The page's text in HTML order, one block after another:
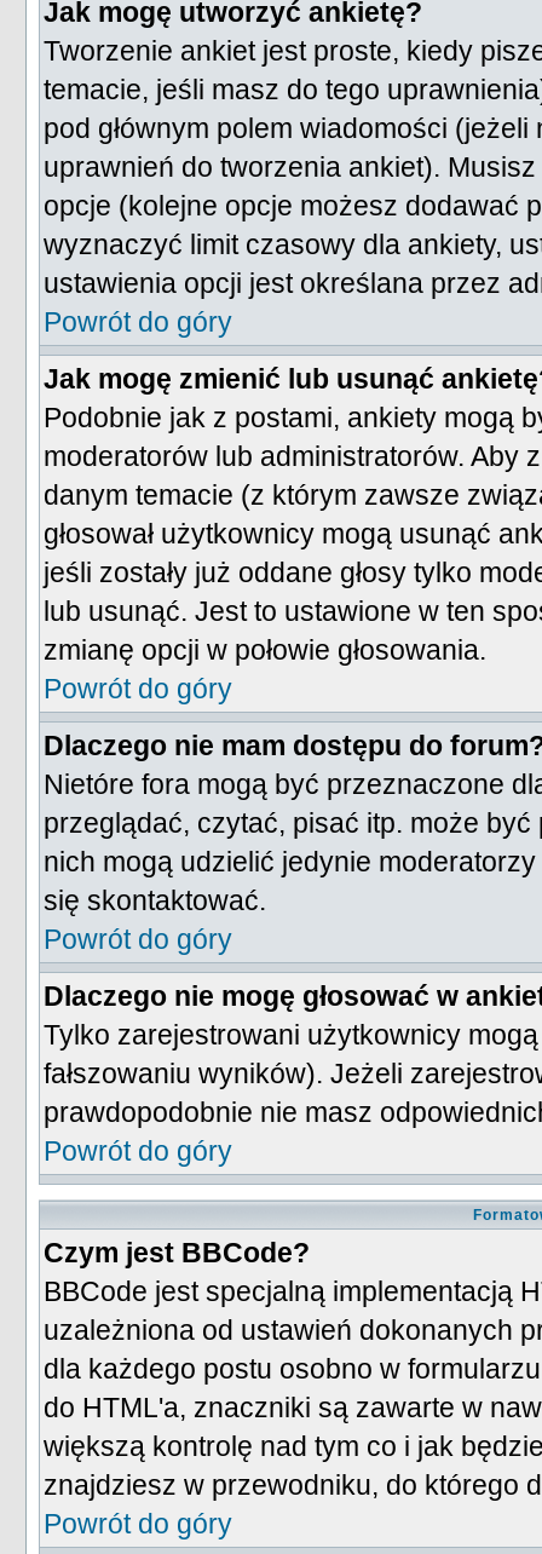
Jak mogę utworzyć ankietę?
Tworzenie ankiet jest proste, kiedy
temacie, jeśli masz do tego
pod głównym polem wiadomości
uprawnień do tworzenia ankiet).
opcje (kolejne opcje możesz dodawać
wyznaczyć limit czasowy dla ankiety,
ustawienia opcji jest określana przez
Powrót do góry
Jak mogę zmienić lub usunąć
Podobnie jak z postami, ankiety mogą
moderatorów lub administratorów. Aby
danym temacie (z którym zawsze
głosował użytkownicy mogą usunąć
jeśli zostały już oddane głosy tylko
lub usunąć. Jest to ustawione w ten
zmianę opcji w połowie głosowania.
Powrót do góry
Dlaczego nie mam dostępu do
Nietóre fora mogą być przeznaczone
przeglądać, czytać, pisać itp. może
nich mogą udzielić jedynie
się skontaktować.
Powrót do góry
Dlaczego nie mogę głosować w
Tylko zarejestrowani użytkownicy
fałszowaniu wyników). Jeżeli
prawdopodobnie nie masz
Powrót do góry
Czym jest BBCode?
BBCode jest specjalną implementacją
uzależniona od ustawień dokonanych
dla każdego postu osobno w
do HTML'a, znaczniki są zawarte w
większą kontrolę nad tym co i jak
znajdziesz w przewodniku, do którego
Powrót do góry